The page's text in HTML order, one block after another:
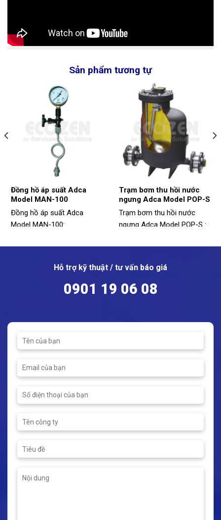
Sản phẩm tương tự
Đồng hồ áp suất Adca
Model MAN-100
Đồng hồ áp suất Adca
Model MAN-100:
Nhiệt độ hoạt động tối đa:
Trạm bơm thu hồi nước
ngưng Adca Model POP-S
Trạm bơm thu hồi nước
ngưng Adca Model POP-S :
Kích thước: DN25, Dn40,
Áp suất tối đa: 16bar
Hỗ trợ kỹ thuật / tư vấn báo giá
0901 19 06 08